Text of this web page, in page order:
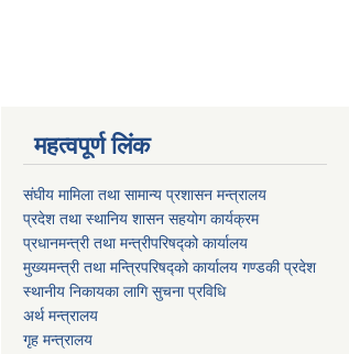
महत्वपूर्ण लिंक
संघीय मामिला तथा सामान्य प्रशासन मन्त्रालय
प्रदेश तथा स्थानिय शासन सहयोग कार्यक्रम
प्रधानमन्त्री तथा मन्त्रीपरिषद्को कार्यालय
मुख्यमन्त्री तथा मन्त्रिपरिषद्को कार्यालय गण्डकी प्रदेश
स्थानीय निकायका लागि सुचना प्रविधि
अर्थ मन्त्रालय
गृह मन्त्रालय